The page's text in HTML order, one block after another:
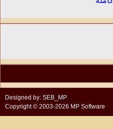
Designed by: SEB_MP
Copyright © 2003-2026 MP Software